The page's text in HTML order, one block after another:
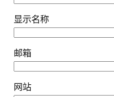
显示名称
邮箱
网站